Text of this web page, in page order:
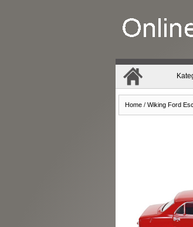
Home / Wiking Ford